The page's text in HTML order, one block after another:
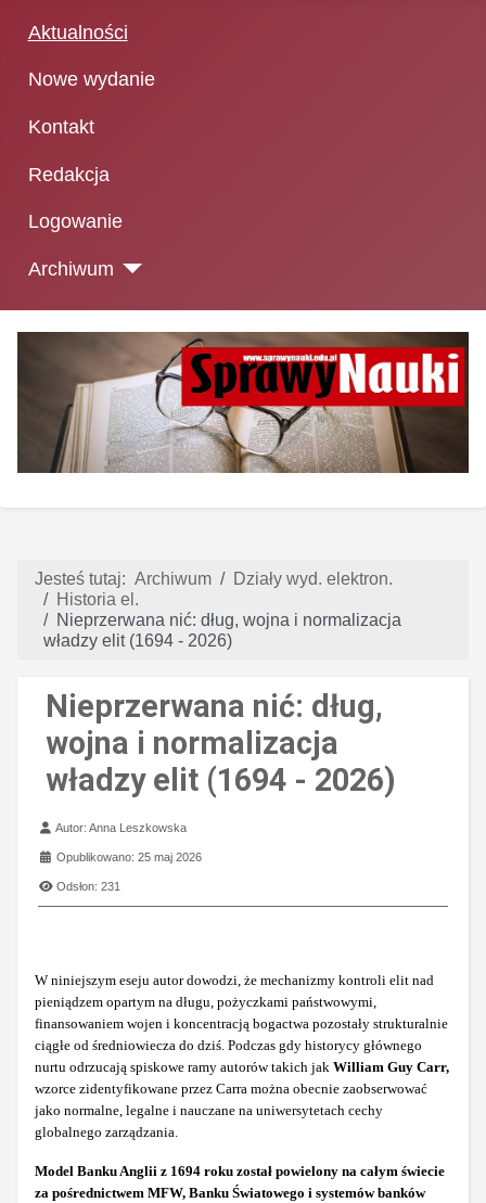
Aktualności
Nowe wydanie
Kontakt
Redakcja
Logowanie
Archiwum
Jesteś tutaj: Archiwum
Działy wyd. elektron.
Historia el.
Nieprzerwana nić: dług, wojna i normalizacja
władzy elit (1694 - 2026)
Nieprzerwana nić: dług,
wojna i normalizacja
władzy elit (1694 - 2026)
Szczegóły
Autor:Anna Leszkowska
Opublikowano: 25 maj 2026
Odsłon: 231
W niniejszym eseju autor dowodzi, że mechanizmy kontroli elit nad
pieniądzem opartym na długu, pożyczkami państwowymi,
finansowaniem wojen i koncentracją bogactwa pozostały strukturalnie
ciągłe od średniowiecza do dziś. Podczas gdy historycy głównego
nurtu odrzucają spiskowe ramy autorów takich jak William Guy Carr,
wzorce zidentyfikowane przez Carra można obecnie zaobserwować
jako normalne, legalne i nauczane na uniwersytetach cechy
globalnego zarządzania.
Model Banku Anglii z 1694 roku został powielony na całym świecie
za pośrednictwem MFW, Banku Światowego i systemów banków